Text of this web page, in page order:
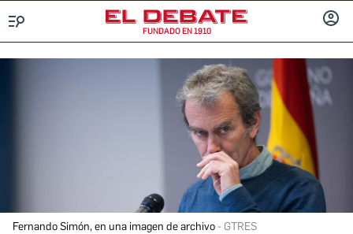
FUNDADO EN 1910
Fernando Simón, en una imagen de archivo GTRES